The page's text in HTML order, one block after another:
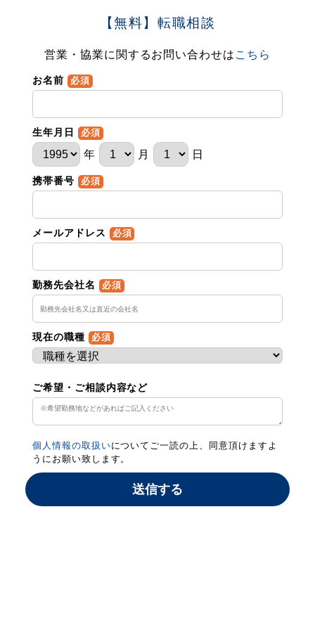
【無料】転職相談
営業・協業に関するお問い合わせは こちら
お名前 必須
生年月日 必須
年 月 日
携帯番号 必須
メールアドレス 必須
勤務先会社名 必須
現在の職種 必須
ご希望・ご相談内容など
個人情報の取扱いについてご一読の上、同意頂けますよ
うにお願い致します。